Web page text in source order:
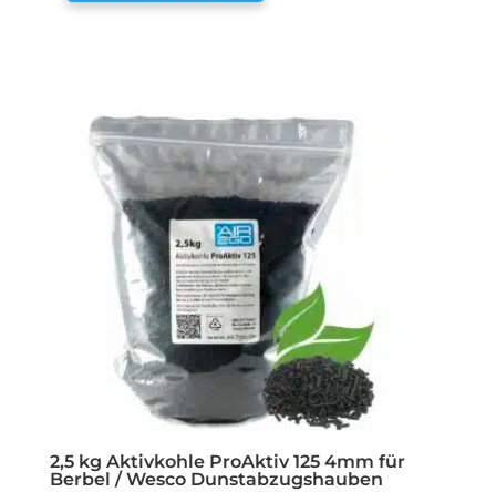
2,5 kg Aktivkohle ProAktiv 125 4mm für
Berbel / Wesco Dunstabzugshauben